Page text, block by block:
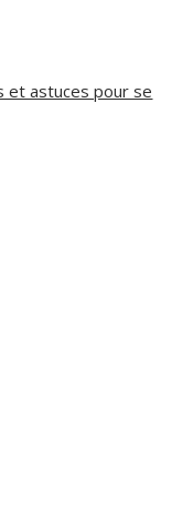
et astuces pour se